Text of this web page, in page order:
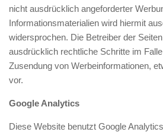
nicht ausdrücklich angeforderter
Informationsmaterialien wird hiermit
widersprochen. Die Betreiber der
ausdrücklich rechtliche Schritte im
Zusendung von Werbeinformationen,
vor.
Google Analytics
Diese Website benutzt Google